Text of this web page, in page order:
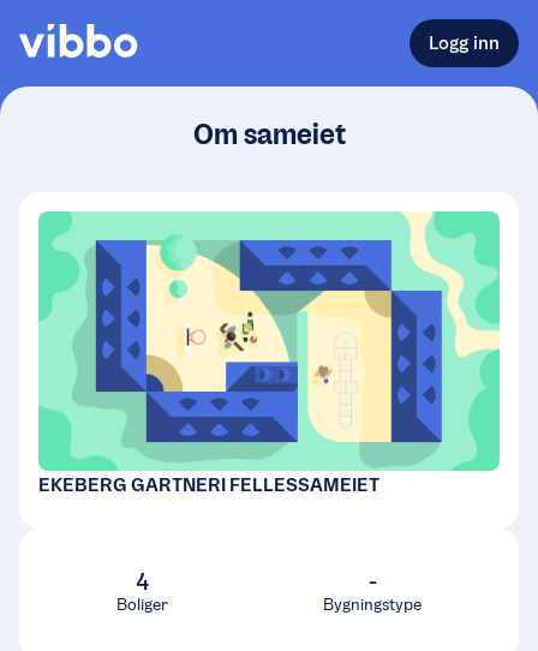
Logg inn
Om sameiet
EKEBERG GARTNERI FELLESSAMEIET
4
Boliger
-
Bygningstype